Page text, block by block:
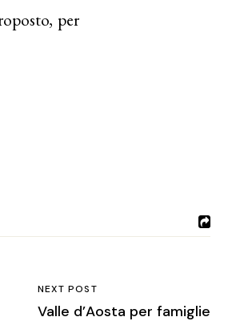
per
NEXT POST
Valle d’Aosta per famiglie